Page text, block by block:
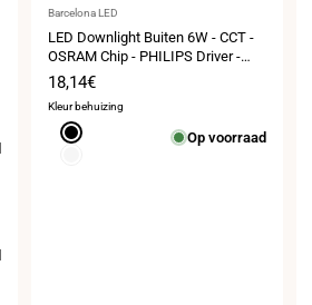
Leverancier:
Barcelona LED
LED Downlight Buiten 6W - CCT -
OSRAM Chip - PHILIPS Driver -
gesneden Ø 55mm - IP54
Verkoopprijs
18,14€
Kleur behuizing
Zwart
Op voorraad